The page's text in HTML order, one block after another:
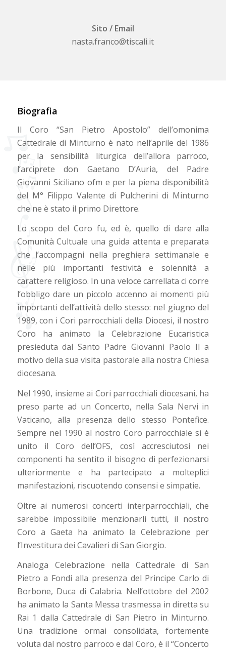
Sito / Email
nasta.franco@tiscali.it
Biografia
Il Coro “San Pietro Apostolo” dell’omonima
Cattedrale di Minturno è nato nell’aprile del 1986
per la sensibilità liturgica dell’allora parroco,
l’arciprete don Gaetano D’Auria, del Padre
Giovanni Siciliano ofm e per la piena disponibilità
del M° Filippo Valente di Pulcherini di Minturno
che ne è stato il primo Direttore.
Lo scopo del Coro fu, ed è, quello di dare alla
Comunità Cultuale una guida attenta e preparata
che l’accompagni nella preghiera settimanale e
nelle più importanti festività e solennità a
carattere religioso. In una veloce carrellata ci corre
l’obbligo dare un piccolo accenno ai momenti più
importanti dell’attività dello stesso: nel giugno del
1989, con i Cori parrocchiali della Diocesi, il nostro
Coro ha animato la Celebrazione Eucaristica
presieduta dal Santo Padre Giovanni Paolo II a
motivo della sua visita pastorale alla nostra Chiesa
diocesana.
Nel 1990, insieme ai Cori parrocchiali diocesani, ha
preso parte ad un Concerto, nella Sala Nervi in
Vaticano, alla presenza dello stesso Pontefice.
Sempre nel 1990 al nostro Coro parrocchiale si è
unito il Coro dell’OFS, così accresciutosi nei
componenti ha sentito il bisogno di perfezionarsi
ulteriormente e ha partecipato a molteplici
manifestazioni, riscuotendo consensi e simpatie.
Oltre ai numerosi concerti interparrocchiali, che
sarebbe impossibile menzionarli tutti, il nostro
Coro a Gaeta ha animato la Celebrazione per
l’Investitura dei Cavalieri di San Giorgio.
Analoga Celebrazione nella Cattedrale di San
Pietro a Fondi alla presenza del Principe Carlo di
Borbone, Duca di Calabria. Nell’ottobre del 2002
ha animato la Santa Messa trasmessa in diretta su
Rai 1 dalla Cattedrale di San Pietro in Minturno.
Una tradizione ormai consolidata, fortemente
voluta dal nostro parroco e dal Coro, è il “Concerto